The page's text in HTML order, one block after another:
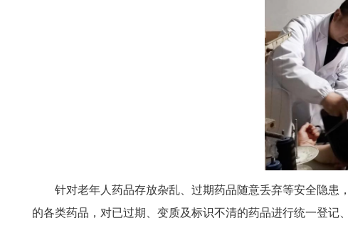
针对老年人药品存放杂乱、过期药品随意丢弃等安全隐
的各类药品，对已过期、变质及标识不清的药品进行统一登记